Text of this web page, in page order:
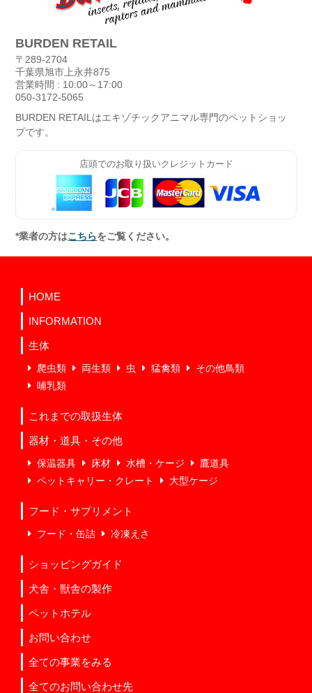
BURDEN RETAIL
〒289-2704
千葉県旭市上永井875
営業時間 : 10:00～17:00
050-3172-5065
BURDEN RETAILはエキゾチックアニマル専門のペットショッ
プです。
店頭でのお取り扱いクレジットカード
*業者の方はこちらをご覧ください。
HOME
INFORMATION
生体
爬虫類 両生類 虫 猛禽類
その他鳥類
哺乳類
これまでの取扱生体
器材・道具・その他
保温器具 床材 水槽・ケージ
鷹道具
ペットキャリー・クレート
大型ケージ
フード・サプリメント
フード・缶詰 冷凍えさ
ショッピングガイド
犬舎・獣舎の製作
ペットホテル
お問い合わせ
全ての事業をみる
全てのお問い合わせ先